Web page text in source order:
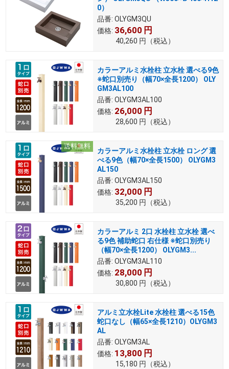
0）
品番: OLYGM3QU
価格: 36,600 円
40,260 円 （税込）
カラーアルミ水栓柱 立水栓 選べる9色
※蛇口別売り（幅70×全長1200） OLY
GM3AL100
品番: OLYGM3AL100
価格: 26,000 円
28,600 円 （税込）
送料無料
カラーアルミ水栓柱 立水栓 ロング 選
べる9色（幅70×全長1500） OLYGM3
AL150
品番: OLYGM3AL150
価格: 32,000 円
35,200 円 （税込）
カラーアルミ 2口 水栓柱 立水栓 選べ
る9色 補助蛇口 右仕様 ※蛇口別売り
（幅70×全長1200） OLYGM3...
品番: OLYGM3AL110
価格: 28,000 円
30,800 円 （税込）
アルミ立水栓Lite 水栓柱 選べる15色
蛇口なし（幅65×全長1210）OLYGM3
AL
品番: OLYGM3AL
価格: 13,800 円
15,180 円 （税込）